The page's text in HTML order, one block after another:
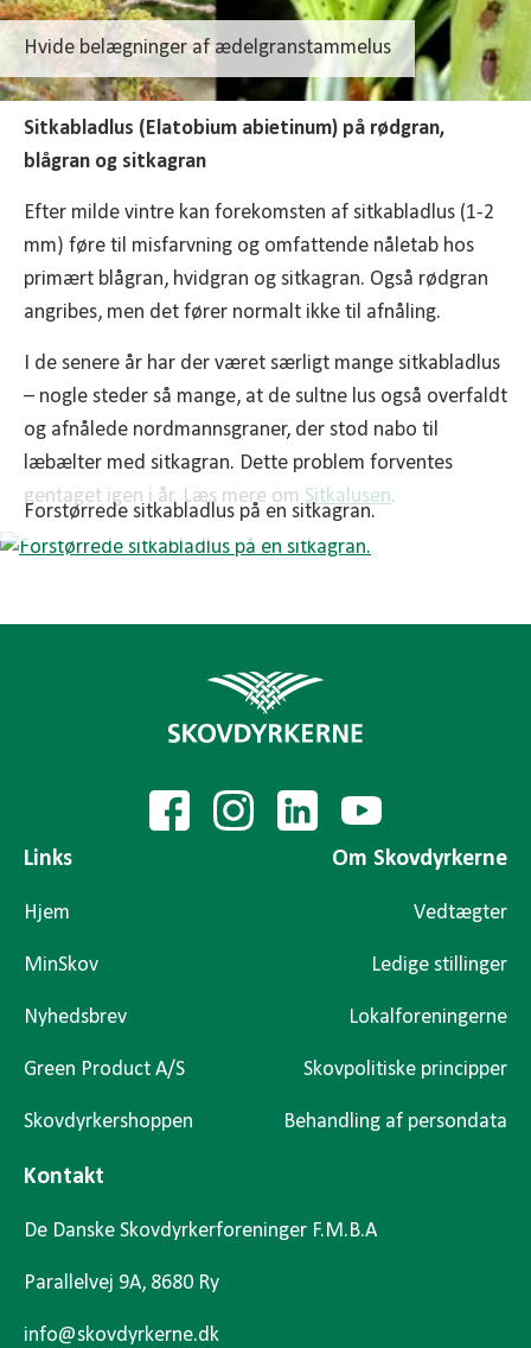
Hvide belægninger af ædelgranstammelus
Sitkabladlus (Elatobium abietinum) på rødgran,
blågran og sitkagran
Efter milde vintre kan forekomsten af sitkabladlus (1-2
mm) føre til misfarvning og omfattende nåletab hos
primært blågran, hvidgran og sitkagran. Også rødgran
angribes, men det fører normalt ikke til afnåling.
I de senere år har der været særligt mange sitkabladlus
– nogle steder så mange, at de sultne lus også overfaldt
og afnålede nordmannsgraner, der stod nabo til
læbælter med sitkagran. Dette problem forventes
gentaget igen i år. Læs mere om Sitkalusen.
Forstørrede sitkabladlus på en sitkagran.
Links
Hjem
MinSkov
Nyhedsbrev
Green Product A/S
Skovdyrkershoppen
Om Skovdyrkerne
Vedtægter
Ledige stillinger
Lokalforeningerne
Skovpolitiske principper
Behandling af persondata
Kontakt
De Danske Skovdyrkerforeninger F.M.B.A
Parallelvej 9A, 8680 Ry
info@skovdyrkerne.dk